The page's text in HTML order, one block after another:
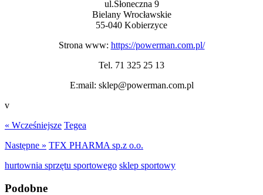
ul.Słoneczna 9
Bielany Wrocławskie
55-040 Kobierzyce
Strona www: https://powerman.com.pl/
Tel. 71 325 25 13
E:mail: sklep@powerman.com.pl
v
« Wcześniejsze Tegea
Następne » TFX PHARMA sp.z o.o.
hurtownia sprzętu sportowego sklep sportowy
Podobne